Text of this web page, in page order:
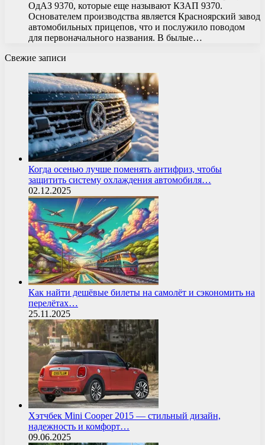
ОдАЗ 9370, которые еще называют КЗАП 9370.
Основателем производства является Красноярский завод
автомобильных прицепов, что и послужило поводом
для первоначального названия. В былые…
Свежие записи
Когда осенью лучше поменять антифриз, чтобы
защитить систему охлаждения автомобиля…
02.12.2025
Как найти дешёвые билеты на самолёт и сэкономить на
перелётах…
25.11.2025
Хэтчбек Mini Cooper 2015 — стильный дизайн,
надежность и комфорт…
09.06.2025